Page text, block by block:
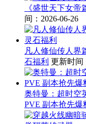
《盛世天下女帝
间：2026-06-26
凡人修仙传人界
石福利 更新时间
奥特曼：超时空
PVE 副本抢先爆